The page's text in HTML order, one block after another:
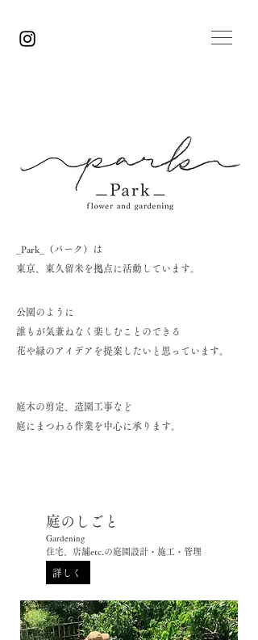
_Park_（パーク）は
東京、東久留米を拠点に活動しています。
公園のように
誰もが気兼ねなく楽しむことのできる
花や緑のアイデアを提案したいと思っています。
庭木の剪定、造園工事など
庭にまつわる作業を中心に 承ります。
庭のしごと
Gardening
​住宅、店舗etc.の庭園設計・施工・管理
詳しく